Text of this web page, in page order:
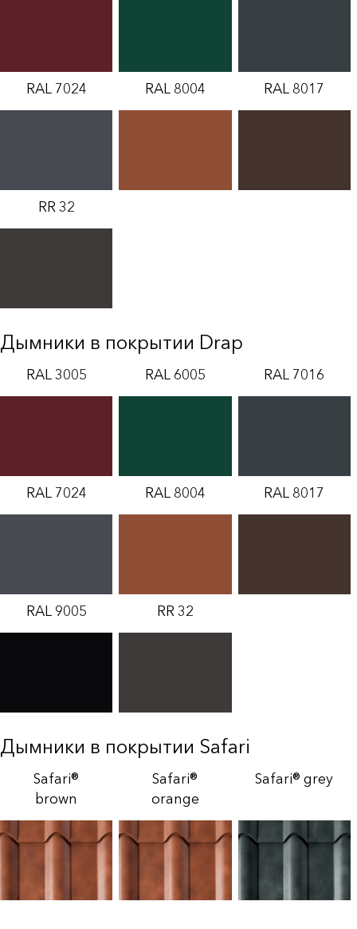
RAL 7024 RAL 8004 RAL 8017
RR 32
Дымники в покрытии Drap
RAL 3005 RAL 6005 RAL 7016
RAL 7024 RAL 8004 RAL 8017
RAL 9005 RR 32
Дымники в покрытии Safari
Safari®
brown
Safari®
orange
Safari® grey